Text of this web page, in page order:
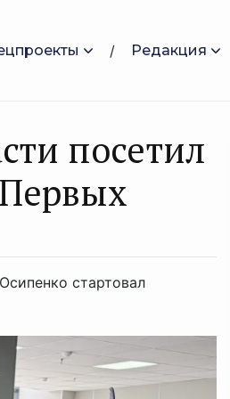
Редакция
посетил
стартовал